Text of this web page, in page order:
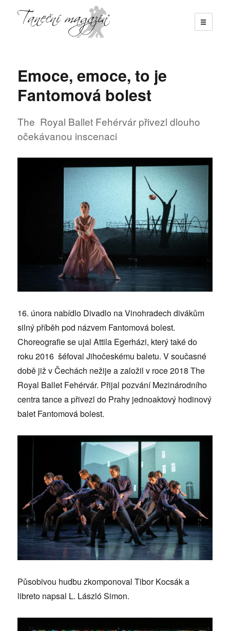
☰
Emoce, emoce, to je
Fantomová bolest
The Royal Ballet Fehérvár přivezl dlouho
očekávanou inscenaci
16. února nabídlo Divadlo na Vinohradech divákům
silný příběh pod názvem Fantomová bolest.
Choreografie se ujal Attila Egerházi, který také do
roku 2016 šéfoval Jihočeskému baletu. V současné
době již v Čechách nežije a založil v roce 2018 The
Royal Ballet Fehérvár. Přijal pozvání Mezinárodního
centra tance a přivezl do Prahy jednoaktový hodinový
balet Fantomová bolest.
Působivou hudbu zkomponoval Tibor Kocsák a
libreto napsal L. László Simon.